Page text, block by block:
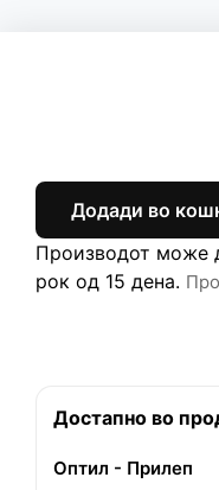
Додади во
Производот може
рок од 15 дена.
Достапно во
Оптил - Прилеп